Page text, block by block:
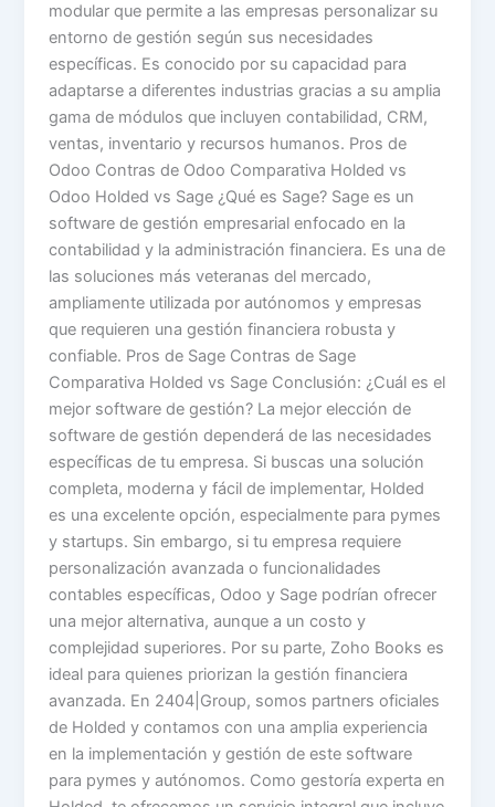
modular que permite a las empresas personalizar su
entorno de gestión según sus necesidades
específicas. Es conocido por su capacidad para
adaptarse a diferentes industrias gracias a su amplia
gama de módulos que incluyen contabilidad, CRM,
ventas, inventario y recursos humanos. Pros de
Odoo Contras de Odoo Comparativa Holded vs
Odoo Holded vs Sage ¿Qué es Sage? Sage es un
software de gestión empresarial enfocado en la
contabilidad y la administración financiera. Es una de
las soluciones más veteranas del mercado,
ampliamente utilizada por autónomos y empresas
que requieren una gestión financiera robusta y
confiable. Pros de Sage Contras de Sage
Comparativa Holded vs Sage Conclusión: ¿Cuál es el
mejor software de gestión? La mejor elección de
software de gestión dependerá de las necesidades
específicas de tu empresa. Si buscas una solución
completa, moderna y fácil de implementar, Holded
es una excelente opción, especialmente para pymes
y startups. Sin embargo, si tu empresa requiere
personalización avanzada o funcionalidades
contables específicas, Odoo y Sage podrían ofrecer
una mejor alternativa, aunque a un costo y
complejidad superiores. Por su parte, Zoho Books es
ideal para quienes priorizan la gestión financiera
avanzada. En 2404|Group, somos partners oficiales
de Holded y contamos con una amplia experiencia
en la implementación y gestión de este software
para pymes y autónomos. Como gestoría experta en